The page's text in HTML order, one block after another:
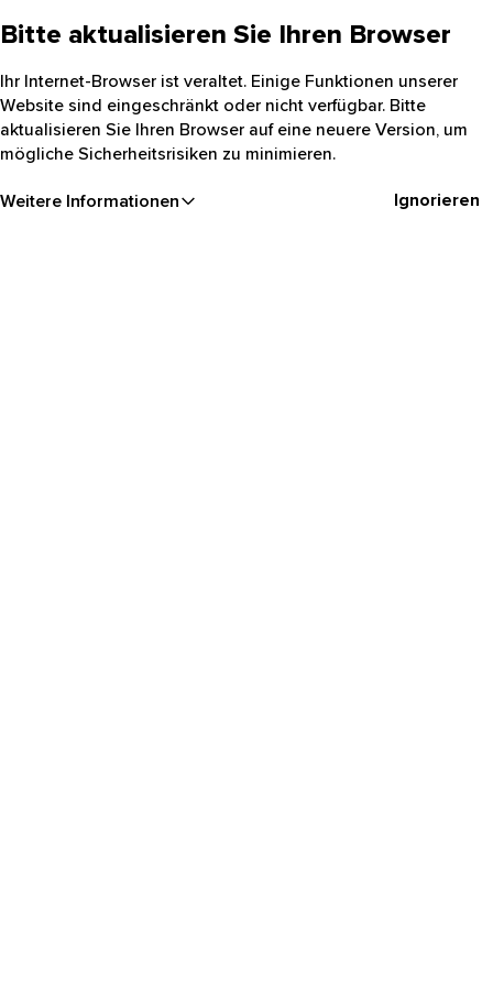
Bitte aktualisieren Sie Ihren Browser
Ihr Internet-Browser ist veraltet. Einige Funktionen unserer
Website sind eingeschränkt oder nicht verfügbar. Bitte
aktualisieren Sie Ihren Browser auf eine neuere Version, um
mögliche Sicherheitsrisiken zu minimieren.
Weitere Informationen Ignorieren